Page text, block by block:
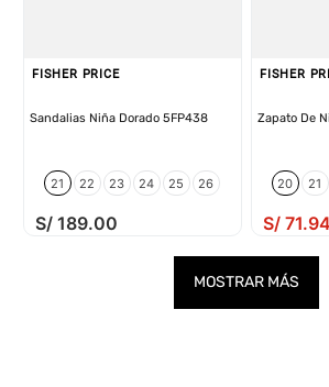
FISHER PRICE
Sandalias Niña Dorado 5FP438
21 22 23 24 25 26
S/ 189.00
FISHER
Zapato De
20 21
S/ 71.94
MOSTRAR MÁS